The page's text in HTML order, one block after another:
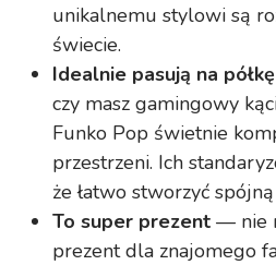
unikalnemu stylowi są
świecie.
Idealnie pasują na półkę
czy masz gamingowy
Funko Pop świetnie
przestrzeni. Ich
że łatwo stworzyć
To super prezent— nie
prezent dla znajomego